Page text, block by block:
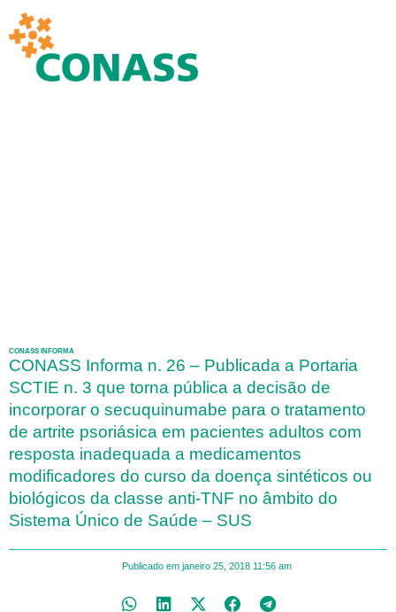
CONASS INFORMA
CONASS Informa n. 26 – Publicada a Portaria
SCTIE n. 3 que torna pública a decisão de
incorporar o secuquinumabe para o tratamento
de artrite psoriásica em pacientes adultos com
resposta inadequada a medicamentos
modificadores do curso da doença sintéticos ou
biológicos da classe anti-TNF no âmbito do
Sistema Único de Saúde – SUS
Publicado em janeiro 25, 2018 11:56 am